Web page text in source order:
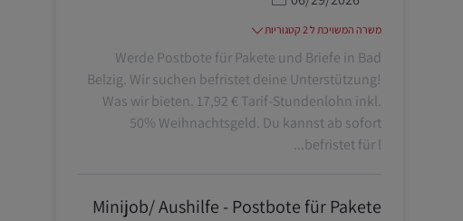
משרה המשויכת ל 2 קטגוריות
Werde Postbote für Pakete und Briefe in Bad
Belzig. Wir suchen befristet deine Unterstützung!
Was wir bieten. 17,92 € Tarif-Stundenlohn inkl.
50% Weihnachtsgeld. Du kannst ab sofort
befristet für l...
Minijob/ Aushilfe - Postbote für Pakete